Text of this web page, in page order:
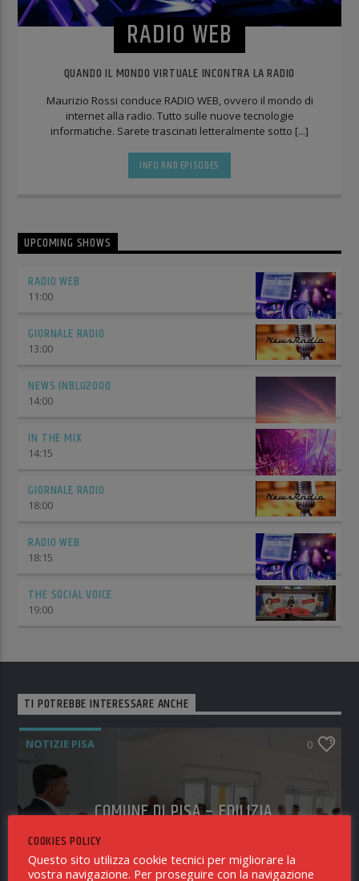
RADIO WEB
QUANDO IL MONDO VIRTUALE INCONTRA LA RADIO
Maurizio Rossi conduce RADIO WEB, ovvero il mondo di
internet alla radio. Tutto sulle nuove tecnologie
informatiche. Sarete trascinati letteralmente sotto [...]
INFO AND EPISODES
UPCOMING SHOWS
RADIO WEB
11:00
GIORNALE RADIO
13:00
NEWS INBLU2000
14:00
IN THE MIX
14:15
GIORNALE RADIO
18:00
RADIO WEB
18:15
THE SOCIAL VOICE
19:00
TI POTREBBE INTERESSARE ANCHE
NOTIZIE PISA 0
COMUNE DI PISA – EDILIZIA
AGEVOLATA: CONSEGNATE LE CHIAVI
DI 12 ALLOGGI A CANONE SOSTENIBILE
REALIZZATI IN VIA ARNO
COOKIES POLICY
Questo sito utilizza cookie tecnici per migliorare la
vostra navigazione. Per proseguire con la navigazione